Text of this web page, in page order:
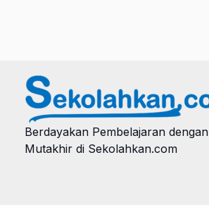
Berdayakan Pembelajaran
Mutakhir di Sekolahkan.com